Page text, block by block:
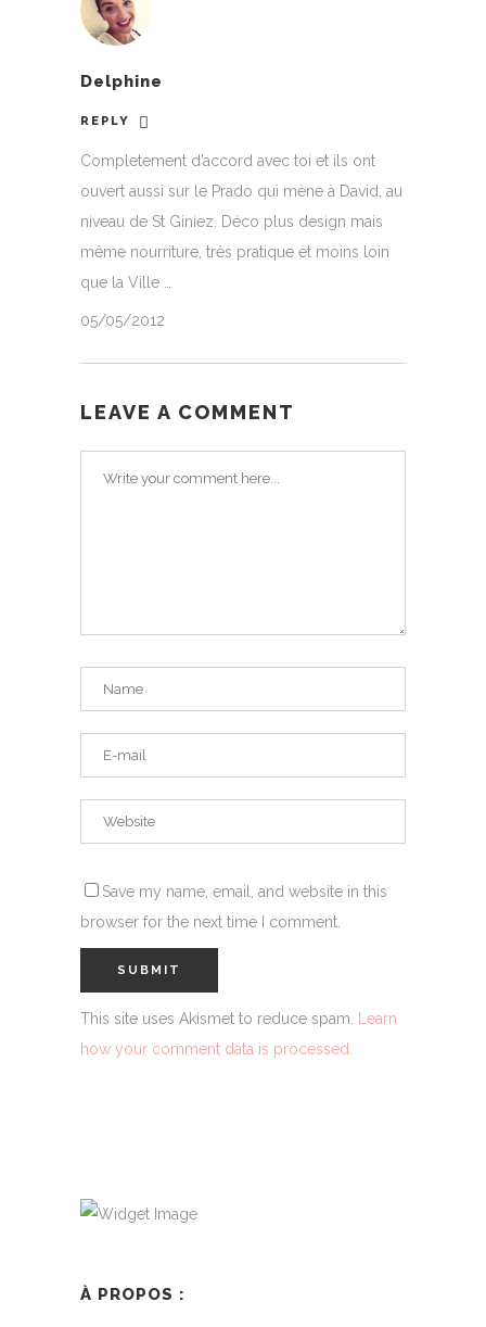
Delphine
REPLY
Completement d’accord avec toi et ils ont
ouvert aussi sur le Prado qui mène à David, au
niveau de St Giniez. Déco plus design mais
même nourriture, très pratique et moins loin
que la Ville …
05/05/2012
LEAVE A COMMENT
Save my name, email, and website in this
browser for the next time I comment.
This site uses Akismet to reduce spam. Learn
how your comment data is processed.
À PROPOS :